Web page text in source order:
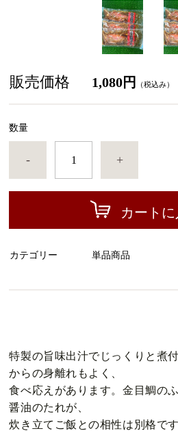
販売価格 1,080円 （税込み）
数量
- +
カート
カテゴリー 単品商品
特製の旨味出汁でじっくりと煮
からの身離れもよく、
食べ応えがあります。金目鯛の
醤油のたれが、
炊き立てご飯との相性は別格です